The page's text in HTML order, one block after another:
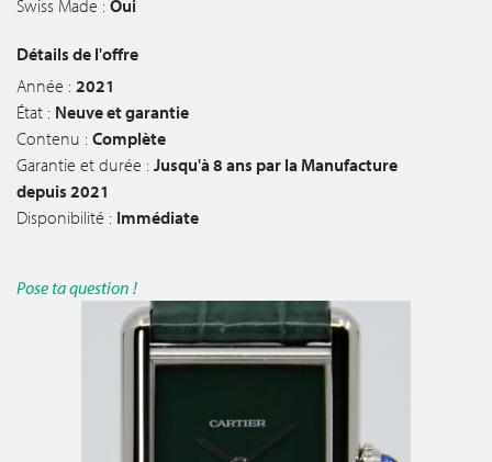
Swiss Made : Oui
Détails de l'offre
Année : 2021
État : Neuve et garantie
Contenu : Complète
Garantie et durée : Jusqu'à 8 ans par la Manufacture
depuis 2021
Disponibilité : Immédiate
Pose ta question !